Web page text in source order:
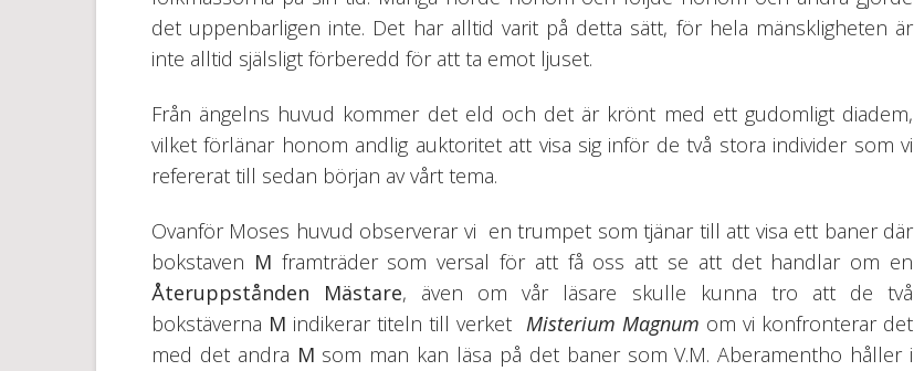
det uppenbarligen inte. Det har alltid varit på detta sätt, för hela mänskligheten är
inte alltid själsligt förberedd för att ta emot ljuset.
Från ängelns huvud kommer det eld och det är krönt med ett gudomligt diadem,
vilket förlänar honom andlig auktoritet att visa sig inför de två stora individer som vi
refererat till sedan början av vårt tema.
Ovanför Moses huvud observerar vi en trumpet som tjänar till att visa ett baner där
bokstaven M framträder som versal för att få oss att se att det handlar om en
Återuppstånden Mästare, även om vår läsare skulle kunna tro att de två
bokstäverna M indikerar titeln till verket Misterium Magnum om vi konfronterar det
med det andra M som man kan läsa på det baner som V.M. Aberamentho håller i